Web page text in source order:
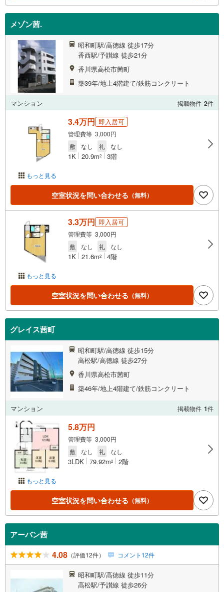
メゾン茜.
昭和町駅/高徳線 徒歩17分
香西駅/予讃線 徒歩21分
香川県高松市茜町
築39年/地上4階建て/鉄筋コンクリート
マンション 掲載物件 2件
もっと見る
3.4万円 即入居可
管理費等 3,000円
敷
なし 礼 なし
1K 20.9m2 3階
空室状況を問い合わせる （無料）
もっと見る
3.3万円 即入居可
管理費等 3,000円
敷
なし 礼 なし
1K 21.6m2 4階
空室状況を問い合わせる （無料）
グレイス茜町
昭和町駅/高徳線 徒歩15分
高松駅/高徳線 徒歩27分
香川県高松市茜町
築46年/地上4階建て/鉄筋コンクリート
マンション 掲載物件 1件
もっと見る
5.8万円
管理費等 3,000円
敷
なし 礼 なし
3LDK 79.92m2 2階
空室状況を問い合わせる （無料）
アーバン茜
4.08 （評価12件） コメント12件
昭和町駅/高徳線 徒歩11分
高松駅/予讃線 徒歩26分